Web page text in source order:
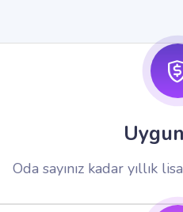
Oda sayınız kadar yıllık